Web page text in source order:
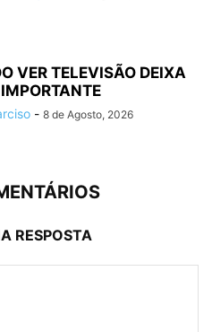
VER TELEVISÃO DEIXA
IMPORTANTE
- 8 de Agosto, 2026
RESPOSTA